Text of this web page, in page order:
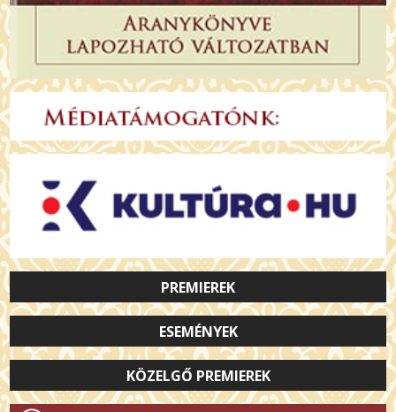
PREMIEREK
ESEMÉNYEK
KÖZELGŐ PREMIEREK